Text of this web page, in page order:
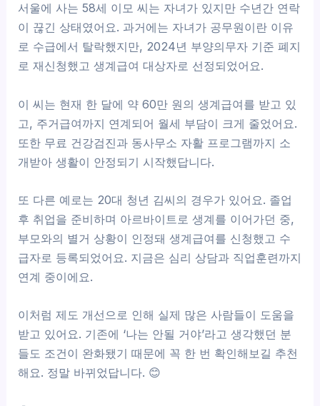
서울에 사는 58세 이모 씨는 자녀가 있지만 수년간 연락
이 끊긴 상태였어요. 과거에는 자녀가 공무원이란 이유
로 수급에서 탈락했지만, 2024년 부양의무자 기준 폐지
로 재신청했고 생계급여 대상자로 선정되었어요.
이 씨는 현재 한 달에 약 60만 원의 생계급여를 받고 있
고, 주거급여까지 연계되어 월세 부담이 크게 줄었어요.
또한 무료 건강검진과 동사무소 자활 프로그램까지 소
개받아 생활이 안정되기 시작했답니다.
또 다른 예로는 20대 청년 김씨의 경우가 있어요. 졸업
후 취업을 준비하며 아르바이트로 생계를 이어가던 중,
부모와의 별거 상황이 인정돼 생계급여를 신청했고 수
급자로 등록되었어요. 지금은 심리 상담과 직업훈련까지
연계 중이에요.
이처럼 제도 개선으로 인해 실제 많은 사람들이 도움을
받고 있어요. 기존에 ‘나는 안될 거야’라고 생각했던 분
들도 조건이 완화됐기 때문에 꼭 한 번 확인해보길 추천
해요. 정말 바뀌었답니다. 😊